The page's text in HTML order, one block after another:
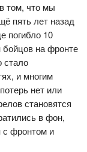
том, что мы
пять лет назад
погибло 10
на фронте
стало
и многим
нет или
становятся
в фон,
с фронтом и